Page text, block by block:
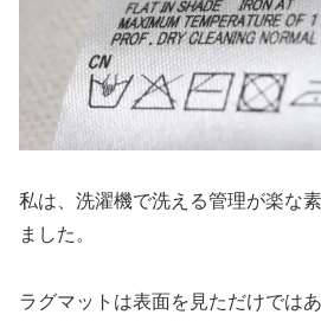
私は、洗濯機で洗える管理が楽な
ました。
ラグマットは表面を見ただけでは